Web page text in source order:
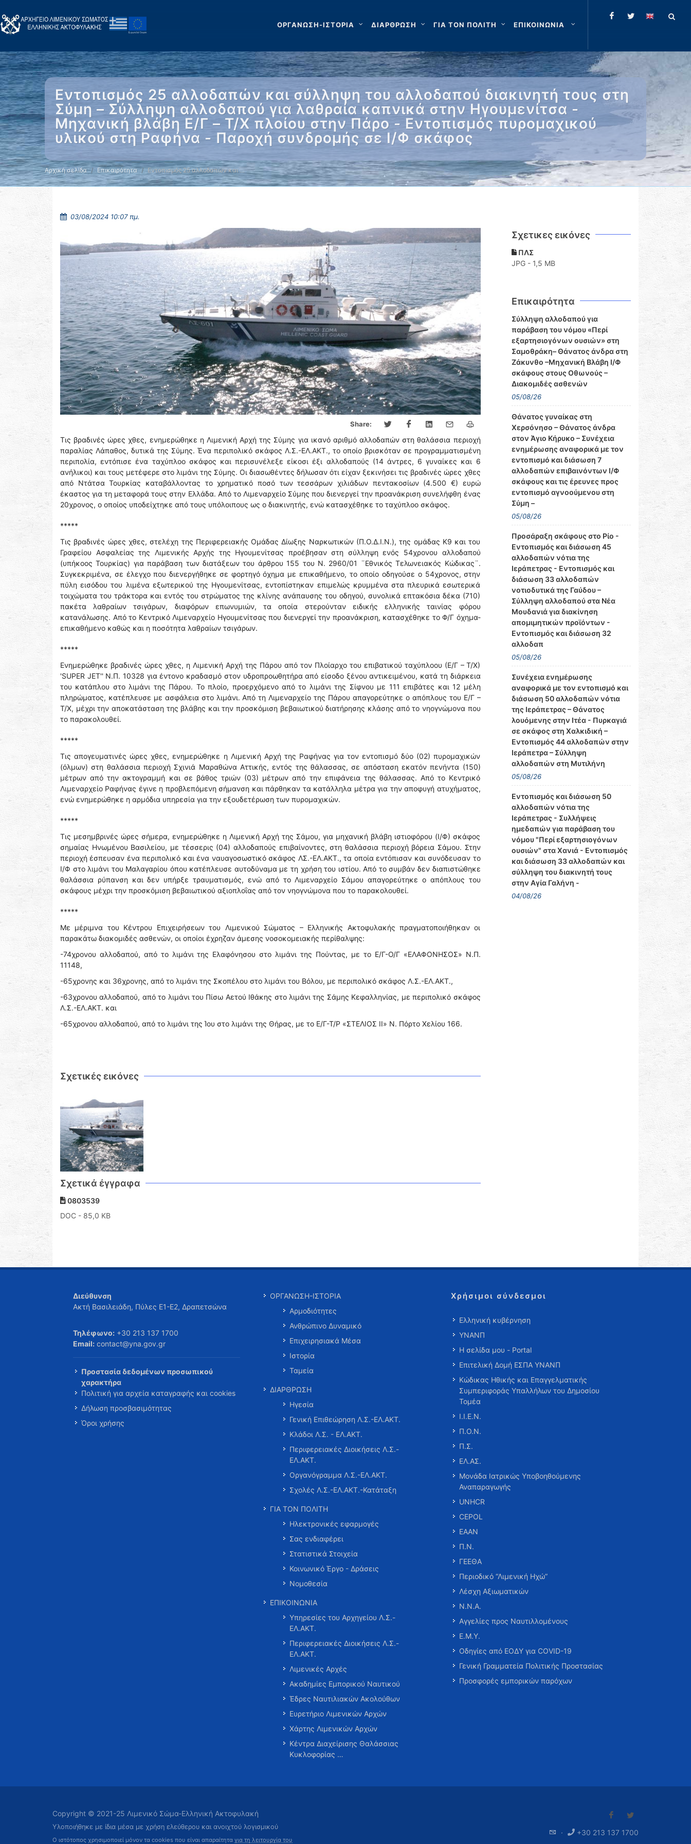
ΟΡΓΑΝΩΣΗ-ΙΣΤΟΡΙΑ ΔΙΑΡΘΡΩΣΗ ΓΙΑ ΤΟΝ ΠΟΛΙΤΗ ΕΠΙΚΟΙΝΩΝΙΑ
Εντοπισμός 25 αλλοδαπών και σύλληψη του αλλοδαπού διακινητή τους στη
Σύμη – Σύλληψη αλλοδαπού για λαθραία καπνικά στην Ηγουμενίτσα -
Μηχανική βλάβη Ε/Γ – Τ/Χ πλοίου στην Πάρο - Εντοπισμός πυρομαχικού
υλικού στη Ραφήνα - Παροχή συνδρομής σε Ι/Φ σκάφος
Αρχική σελίδα Επικαιρότητα Εντοπισμός 25 αλλοδαπών και …
03/08/2024 10:07 πμ.
Share:
Τις βραδινές ώρες χθες, ενημερώθηκε η Λιμενική Αρχή της Σύμης για ικανό αριθμό αλλοδαπών στη θαλάσσια περιοχή
παραλίας Λάπαθος, δυτικά της Σύμης. Ένα περιπολικό σκάφος Λ.Σ.-ΕΛ.ΑΚΤ., το οποίο βρισκόταν σε προγραμματισμένη
περιπολία, εντόπισε ένα ταχύπλοο σκάφος και περισυνέλεξε είκοσι έξι αλλοδαπούς (14 άντρες, 6 γυναίκες και 6
ανήλικοι) και τους μετέφερε στο λιμάνι της Σύμης. Οι διασωθέντες δήλωσαν ότι είχαν ξεκινήσει τις βραδινές ώρες χθες
από Ντάτσα Τουρκίας καταβάλλοντας το χρηματικό ποσό των τεσσάρων χιλιάδων πεντακοσίων (4.500 €) ευρώ
έκαστος για τη μεταφορά τους στην Ελλάδα. Από το Λιμεναρχείο Σύμης που διενεργεί την προανάκριση συνελήφθη ένας
20χρονος, ο οποίος υποδείχτηκε από τους υπόλοιπους ως ο διακινητής, ενώ κατασχέθηκε το ταχύπλοο σκάφος.
*****
Τις βραδινές ώρες χθες, στελέχη της Περιφερειακής Ομάδας Δίωξης Ναρκωτικών (Π.Ο.Δ.Ι.Ν.), της ομάδας Κ9 και του
Γραφείου Ασφαλείας της Λιμενικής Αρχής της Ηγουμενίτσας προέβησαν στη σύλληψη ενός 54χρονου αλλοδαπού
(υπήκοος Τουρκίας) για παράβαση των διατάξεων του άρθρου 155 του Ν. 2960/01 ¨Εθνικός Τελωνειακός Κώδικας¨.
Συγκεκριμένα, σε έλεγχο που διενεργήθηκε σε φορτηγό όχημα με επικαθήμενο, το οποίο οδηγούσε ο 54χρονος, στην
πύλη εισόδου του λιμένα εξωτερικού της Ηγουμενίτσας, εντοπίστηκαν επιμελώς κρυμμένα στα πλευρικά εσωτερικά
τοιχώματα του τράκτορα και εντός του στρώματος της κλίνης ανάπαυσης του οδηγού, συνολικά επτακόσια δέκα (710)
πακέτα λαθραίων τσιγάρων, διαφόρων επωνυμιών, τα οποία στερούνταν ειδικής ελληνικής ταινίας φόρου
κατανάλωσης. Από το Κεντρικό Λιμεναρχείο Ηγουμενίτσας που διενεργεί την προανάκριση, κατασχέθηκε το Φ/Γ όχημα-
επικαθήμενο καθώς και η ποσότητα λαθραίων τσιγάρων.
*****
Ενημερώθηκε βραδινές ώρες χθες, η Λιμενική Αρχή της Πάρου από τον Πλοίαρχο του επιβατικού ταχύπλοου (Ε/Γ – Τ/Χ)
'SUPER JET'' Ν.Π. 10328 για έντονο κραδασμό στον υδροπροωθητήρα από είσοδο ξένου αντικειμένου, κατά τη διάρκεια
του κατάπλου στο λιμάνι της Πάρου. Το πλοίο, προερχόμενο από το λιμάνι της Σίφνου με 111 επιβάτες και 12 μέλη
πληρώματος, κατέπλευσε με ασφάλεια στο λιμάνι. Από τη Λιμεναρχείο της Πάρου απαγορεύτηκε ο απόπλους του Ε/Γ –
Τ/Χ, μέχρι την αποκατάσταση της βλάβης και την προσκόμιση βεβαιωτικού διατήρησης κλάσης από το νηογνώμονα που
το παρακολουθεί.
*****
Τις απογευματινές ώρες χθες, ενημερώθηκε η Λιμενική Αρχή της Ραφήνας για τον εντοπισμό δύο (02) πυρομαχικών
(όλμων) στη θαλάσσια περιοχή Σχινιά Μαραθώνα Αττικής, εντός της θάλασσας, σε απόσταση εκατόν πενήντα (150)
μέτρων από την ακτογραμμή και σε βάθος τριών (03) μέτρων από την επιφάνεια της θάλασσας. Από το Κεντρικό
Λιμεναρχείο Ραφήνας έγινε η προβλεπόμενη σήμανση και πάρθηκαν τα κατάλληλα μέτρα για την αποφυγή ατυχήματος,
ενώ ενημερώθηκε η αρμόδια υπηρεσία για την εξουδετέρωση των πυρομαχικών.
*****
Τις μεσημβρινές ώρες σήμερα, ενημερώθηκε η Λιμενική Αρχή της Σάμου, για μηχανική βλάβη ιστιοφόρου (Ι/Φ) σκάφος
σημαίας Ηνωμένου Βασιλείου, με τέσσερις (04) αλλοδαπούς επιβαίνοντες, στη θαλάσσια περιοχή βόρεια Σάμου. Στην
περιοχή έσπευσαν ένα περιπολικό και ένα ναυαγοσωστικό σκάφος ΛΣ.-ΕΛ.ΑΚΤ., τα οποία εντόπισαν και συνόδευσαν το
Ι/Φ στο λιμάνι του Μαλαγαρίου όπου κατέπλευσε αυτοδύναμα με τη χρήση του ιστίου. Από το συμβάν δεν διαπιστώθηκε
θαλάσσια ρύπανση και δεν υπήρξε τραυματισμός, ενώ από το Λιμεναρχείο Σάμου απαγορεύτηκε ο απόπλους του
σκάφους μέχρι την προσκόμιση βεβαιωτικού αξιοπλοΐας από τον νηογνώμονα που το παρακολουθεί.
*****
Με μέριμνα του Κέντρου Επιχειρήσεων του Λιμενικού Σώματος – Ελληνικής Ακτοφυλακής πραγματοποιήθηκαν οι
παρακάτω διακομιδές ασθενών, οι οποίοι έχρηζαν άμεσης νοσοκομειακής περίθαλψης:
-74χρονου αλλοδαπού, από το λιμάνι της Ελαφόνησου στο λιμάνι της Πούντας, με το Ε/Γ-Ο/Γ «ΕΛΑΦΟΝΗΣΟΣ» Ν.Π.
11148,
-65χρονης και 36χρονης, από το λιμάνι της Σκοπέλου στο λιμάνι του Βόλου, με περιπολικό σκάφος Λ.Σ.-ΕΛ.ΑΚΤ.,
-63χρονου αλλοδαπού, από το λιμάνι του Πίσω Αετού Ιθάκης στο λιμάνι της Σάμης Κεφαλληνίας, με περιπολικό σκάφος
Λ.Σ.-ΕΛ.ΑΚΤ. και
-65χρονου αλλοδαπού, από το λιμάνι της Ίου στο λιμάνι της Θήρας, με το Ε/Γ-Τ/Ρ «ΣΤΕΛΙΟΣ ΙΙ» Ν. Πόρτο Χελίου 166.
Σχετικές εικόνες
Σχετικά έγγραφα
0803539
DOC - 85,0 KB
Σχετικες εικόνες
ΠΛΣ
JPG - 1,5 MB
Επικαιρότητα
Σύλληψη αλλοδαπού για
παράβαση του νόμου «Περί
εξαρτησιογόνων ουσιών» στη
Σαμοθράκη– Θάνατος άνδρα στη
Ζάκυνθο –Μηχανική Βλάβη Ι/Φ
σκάφους στους Οθωνούς –
Διακομιδές ασθενών
05/08/26
Θάνατος γυναίκας στη
Χερσόνησο – Θάνατος άνδρα
στον Άγιο Κήρυκο – Συνέχεια
ενημέρωσης αναφορικά με τον
εντοπισμό και διάσωση 7
αλλοδαπών επιβαινόντων Ι/Φ
σκάφους και τις έρευνες προς
εντοπισμό αγνοούμενου στη
Σύμη –
05/08/26
Προσάραξη σκάφους στο Ρίο -
Εντοπισμός και διάσωση 45
αλλοδαπών νότια της
Ιεράπετρας - Εντοπισμός και
διάσωση 33 αλλοδαπών
νοτιοδυτικά της Γαύδου –
Σύλληψη αλλοδαπού στα Νέα
Μουδανιά για διακίνηση
απομιμητικών προϊόντων -
Εντοπισμός και διάσωση 32
αλλοδαπ
05/08/26
Συνέχεια ενημέρωσης
αναφορικά με τον εντοπισμό και
διάσωση 50 αλλοδαπών νότια
της Ιεράπετρας – Θάνατος
λουόμενης στην Ιτέα - Πυρκαγιά
σε σκάφος στη Χαλκιδική –
Εντοπισμός 44 αλλοδαπών στην
Ιεράπετρα – Σύλληψη
αλλοδαπών στη Μυτιλήνη
05/08/26
Εντοπισμός και διάσωση 50
αλλοδαπών νότια της
Ιεράπετρας - Συλλήψεις
ημεδαπών για παράβαση του
νόμου "Περί εξαρτησιογόνων
ουσιών" στα Χανιά - Εντοπισμός
και διάσωση 33 αλλοδαπών και
σύλληψη του διακινητή τους
στην Αγία Γαλήνη -
04/08/26
Διεύθυνση
Ακτή Βασιλειάδη, Πύλες Ε1-Ε2, Δραπετσώνα
Τηλέφωνο: +30 213 137 1700
Email: contact@yna.gov.gr
Προστασία δεδομένων προσωπικού
χαρακτήρα
Πολιτική για αρχεία καταγραφής και cookies
Δήλωση προσβασιμότητας
Όροι χρήσης
ΟΡΓΑΝΩΣΗ-ΙΣΤΟΡΙΑ
Αρμοδιότητες
Ανθρώπινο Δυναμικό
Επιχειρησιακά Μέσα
Ιστορία
Ταμεία
ΔΙΑΡΘΡΩΣΗ
Ηγεσία
Γενική Επιθεώρηση Λ.Σ.-ΕΛ.ΑΚΤ.
Κλάδοι Λ.Σ. - ΕΛ.ΑΚΤ.
Περιφερειακές Διοικήσεις Λ.Σ.-
ΕΛ.ΑΚΤ.
Οργανόγραμμα Λ.Σ.-ΕΛ.ΑΚΤ.
Σχολές Λ.Σ.-ΕΛ.ΑΚΤ.-Κατάταξη
ΓΙΑ ΤΟΝ ΠΟΛΙΤΗ
Ηλεκτρονικές εφαρμογές
Σας ενδιαφέρει
Στατιστικά Στοιχεία
Κοινωνικό Έργο - Δράσεις
Νομοθεσία
ΕΠΙΚΟΙΝΩΝΙΑ
Υπηρεσίες του Αρχηγείου Λ.Σ.-
ΕΛ.ΑΚΤ.
Περιφερειακές Διοικήσεις Λ.Σ.-
ΕΛ.ΑΚΤ.
Λιμενικές Αρχές
Ακαδημίες Εμπορικού Ναυτικού
Έδρες Ναυτιλιακών Ακολούθων
Ευρετήριο Λιμενικών Αρχών
Χάρτης Λιμενικών Αρχών
Κέντρα Διαχείρισης Θαλάσσιας
Κυκλοφορίας …
Χρήσιμοι σύνδεσμοι
Ελληνική κυβέρνηση
ΥΝΑΝΠ
Η σελίδα μου - Portal
Επιτελική Δομή ΕΣΠΑ ΥΝΑΝΠ
Κώδικας Ηθικής και Επαγγελματικής
Συμπεριφοράς Υπαλλήλων του Δημοσίου
Τομέα
Ι.Ι.Ε.Ν.
Π.Ο.Ν.
Π.Σ.
ΕΛ.ΑΣ.
Μονάδα Ιατρικώς Υποβοηθούμενης
Αναπαραγωγής
UNHCR
CEPOL
ΕΑΑΝ
Π.Ν.
ΓΕΕΘΑ
Περιοδικό “Λιμενική Ηχώ”
Λέσχη Αξιωματικών
Ν.Ν.Α.
Αγγελίες προς Ναυτιλλομένους
Ε.Μ.Υ.
Οδηγίες από ΕΟΔΥ για COVID-19
Γενική Γραμματεία Πολιτικής Προστασίας
Προσφορές εμπορικών παρόχων
Copyright © 2021-25 Λιμενικό Σώμα-Ελληνική Ακτοφυλακή
Υλοποιήθηκε με ίδια μέσα με χρήση ελεύθερου και ανοιχτού λογισμικού
Ο ιστότοπος χρησιμοποιεί μόνον τα cookies που είναι απαραίτητα για τη λειτουργία του
· +30 213 137 1700